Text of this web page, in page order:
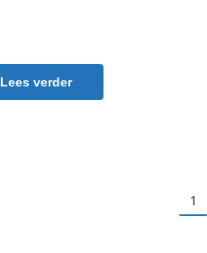
Lees verder
1